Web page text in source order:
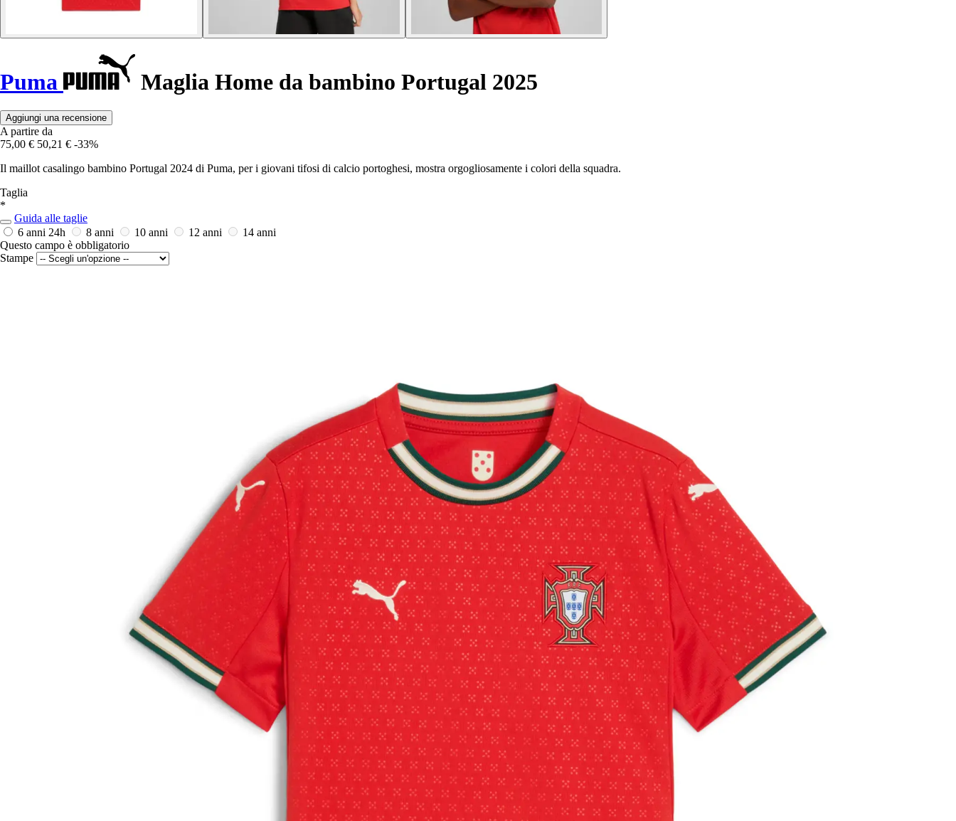
Puma Maglia Home da bambino Portugal 2025
Aggiungi una recensione
A partire da
75,00 € 50,21 € -33%
Il maillot casalingo bambino Portugal 2024 di Puma, per i giovani tifosi di calcio portoghesi, mostra orgogliosamente i colori della squadra.
Taglia
*
Guida alle taglie
6 anni 24h 8 anni 10 anni 12 anni
14 anni
Questo campo è obbligatorio
Stampe